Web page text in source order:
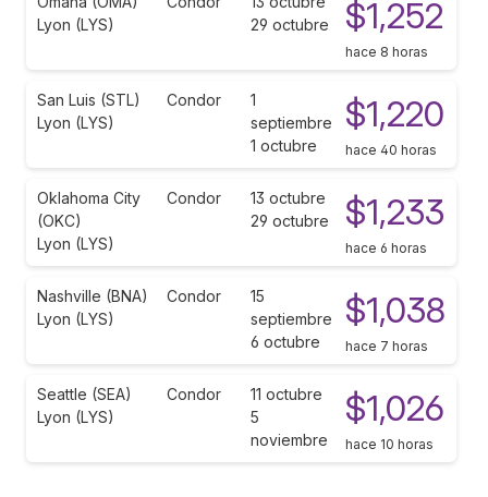
Lyon (LYS)
29 octubre
$1,252
hace 8 horas
San Luis (STL)
Lyon (LYS)
Condor
1
septiembre
1 octubre
$1,220
hace 40 horas
Oklahoma City
(OKC)
Lyon (LYS)
Condor
13 octubre
29 octubre
$1,233
hace 6 horas
Nashville (BNA)
Lyon (LYS)
Condor
15
septiembre
6 octubre
$1,038
hace 7 horas
Seattle (SEA)
Lyon (LYS)
Condor
11 octubre
5
noviembre
$1,026
hace 10 horas